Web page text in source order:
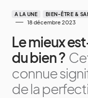
A LA UNE BIEN-ÊTRE &
18 décembre 2023
Le mieux
du bien ?
connue
de la